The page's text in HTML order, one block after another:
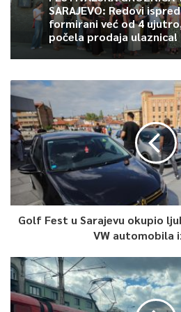
Article
SARAJEVO: Redovi
formirani već od 4
počela prodaja ulaznica!
Golf Fest u Sarajevu okupio
VW automobila